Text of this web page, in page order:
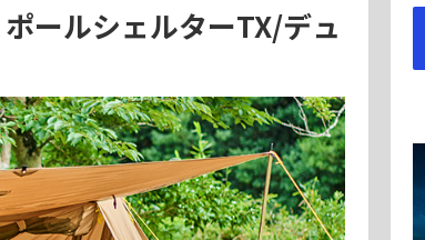
ールシェルターTX/デュ